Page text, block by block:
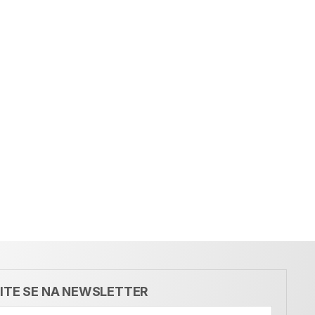
SE NA NEWSLETTER